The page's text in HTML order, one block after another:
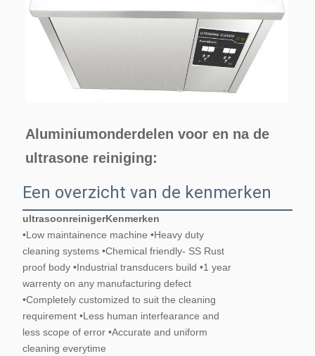
Aluminiumonderdelen voor en na de
ultrasone reiniging:
Een overzicht van de kenmerken
ultrasoonreinigerKenmerken
•Low maintainence machine •Heavy duty
cleaning systems •Chemical friendly- SS Rust
proof body •Industrial transducers build •1 year
warrenty on any manufacturing defect
•Completely customized to suit the cleaning
requirement •Less human interfearance and
less scope of error •Accurate and uniform
cleaning everytime